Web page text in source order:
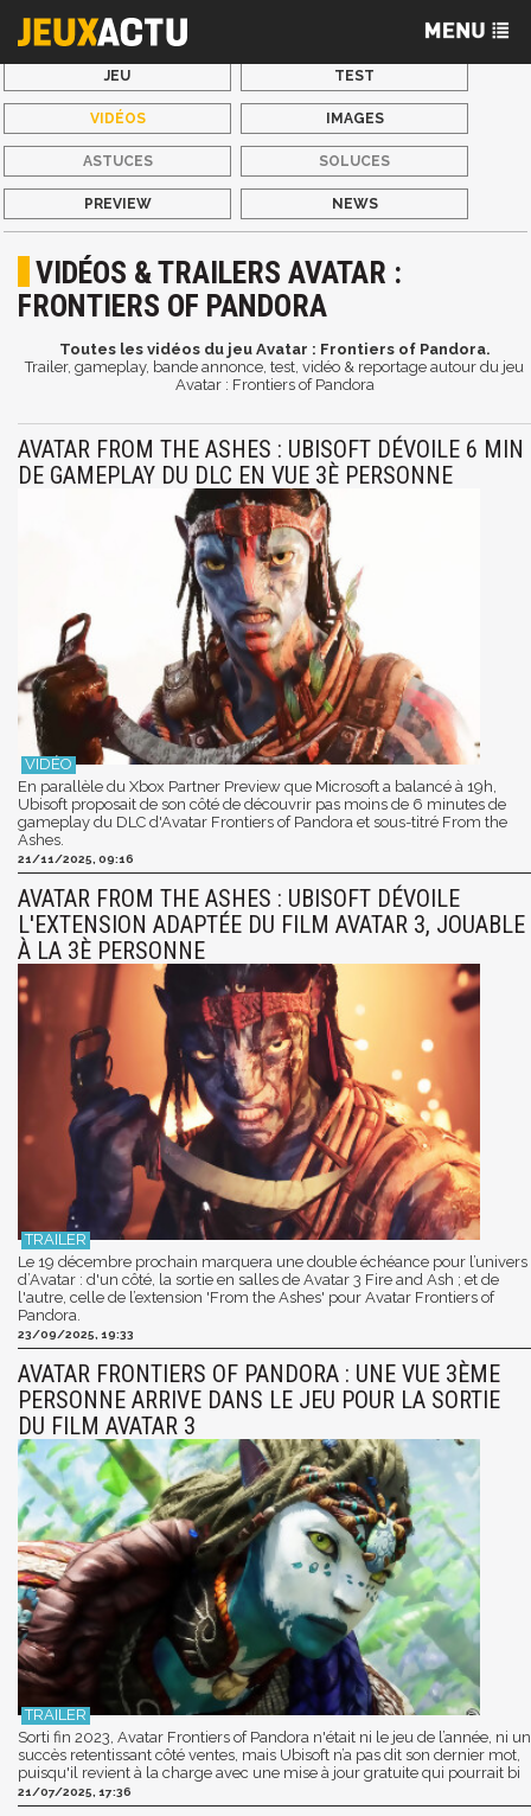
JEU TEST
VIDÉOS IMAGES
ASTUCES SOLUCES
PREVIEW NEWS
VIDÉOS & TRAILERS AVATAR :
FRONTIERS OF PANDORA
Toutes les vidéos du jeu Avatar : Frontiers of Pandora.
Trailer, gameplay, bande annonce, test, vidéo & reportage autour du jeu
Avatar : Frontiers of Pandora
AVATAR FROM THE ASHES : UBISOFT DÉVOILE 6 MIN
DE GAMEPLAY DU DLC EN VUE 3È PERSONNE
En parallèle du Xbox Partner Preview que Microsoft a balancé à 19h,
Ubisoft proposait de son côté de découvrir pas moins de 6 minutes de
gameplay du DLC d'Avatar Frontiers of Pandora et sous-titré From the
Ashes.
21/11/2025, 09:16
AVATAR FROM THE ASHES : UBISOFT DÉVOILE
L'EXTENSION ADAPTÉE DU FILM AVATAR 3, JOUABLE
À LA 3È PERSONNE
Le 19 décembre prochain marquera une double échéance pour l’univers
d’Avatar : d'un côté, la sortie en salles de Avatar 3 Fire and Ash ; et de
l'autre, celle de l’extension 'From the Ashes' pour Avatar Frontiers of
Pandora.
23/09/2025, 19:33
AVATAR FRONTIERS OF PANDORA : UNE VUE 3ÈME
PERSONNE ARRIVE DANS LE JEU POUR LA SORTIE
DU FILM AVATAR 3
Sorti fin 2023, Avatar Frontiers of Pandora n'était ni le jeu de l’année, ni un
succès retentissant côté ventes, mais Ubisoft n’a pas dit son dernier mot,
puisqu'il revient à la charge avec une mise à jour gratuite qui pourrait bi
21/07/2025, 17:36